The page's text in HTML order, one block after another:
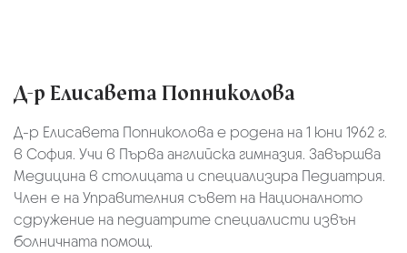
Д-р Елисавета Попниколова
Д-р Елисавета Попниколова е родена на 1 юни 1962 г.
в София. Учи в Първа английска гимназия. Завършва
Медицина в столицата и специализира Педиатрия.
Член е на Управителния съвет на Националното
сдружение на педиатрите специалисти извън
болничната помощ.